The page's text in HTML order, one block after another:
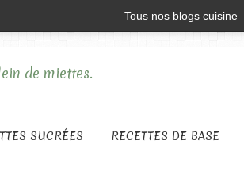
Tous nos blogs cuisine
SUCRÉES RECETTES DE BASE